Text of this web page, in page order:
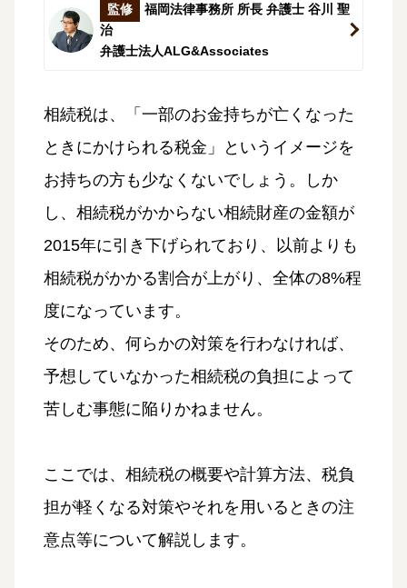
監修
福岡法律事務所 所長 弁護士 谷川 聖
治
弁護士法人ALG&Associates
相続税は、「一部のお金持ちが亡くなった
ときにかけられる税金」というイメージを
お持ちの方も少なくないでしょう。しか
し、相続税がかからない相続財産の金額が
2015年に引き下げられており、以前よりも
相続税がかかる割合が上がり、全体の8%程
度になっています。
そのため、何らかの対策を行わなければ、
予想していなかった相続税の負担によって
苦しむ事態に陥りかねません。
ここでは、相続税の概要や計算方法、税負
担が軽くなる対策やそれを用いるときの注
意点等について解説します。